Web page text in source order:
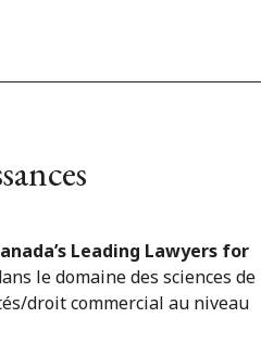
Leading Lawyers for
le domaine des sciences de
droit commercial au niveau